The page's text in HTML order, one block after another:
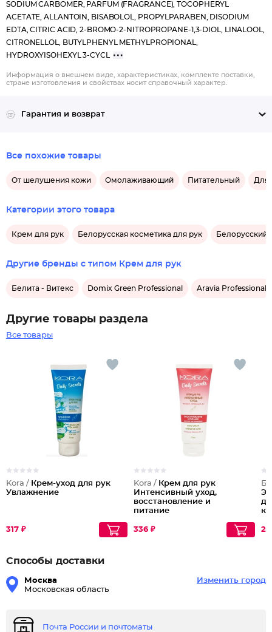
SODIUM CARBOMER, PARFUM (FRAGRANCE), TOCOPHERYL
ACETATE, ALLANTOIN, BISABOLOL, PROPYLPARABEN, DISODIUM
EDTA, CITRIC ACID, 2-BROMO-2-NITROPROPANE-1,3-DIOL, LINALOOL,
CITRONELLOL, BUTYLPHENYL METHYLPROPIONAL,
HYDROXYISOHEXYL 3-CYCL
Информация о внешнем виде, характеристиках, комплекте поставки,
стране изготовления и свойствах носит справочный характер.
Гарантия и возврат
Все похожие товары
От шелушения кожи Омолаживающий Питательный Для
Категории этого товара
Крем для рук Белорусская косметика для рук Белорусский
Другие бренды с типом Крем для рук
Белита - Витекс Domix Green Professional Aravia Professional
Другие товары раздела
Все товары
Kora / Крем-уход для рук
Увлажнение
317 ₽
Kora / Крем для рук
Интенсивный уход,
восстановление и
питание
336 ₽
Способы доставки
Москва
Московская область
Изменить город
Почта России и почтоматы